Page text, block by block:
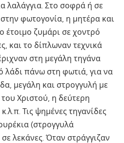
λαλάγγια. Στο σοφρά ή σε
φωτογονία, η μητέρα και
έτοιμο ζυμάρι σε χοντρό
και το δίπλωναν τεχνικά
στη μεγάλη τηγάνα
λάδι πάνω στη φωτιά, για να
μεγάλη και στρογγυλή με
Χριστού, η δεύτερη
Τις ψημένες τηγανίδες
(στρογγυλά
λεκάνες. Όταν στράγγιζαν